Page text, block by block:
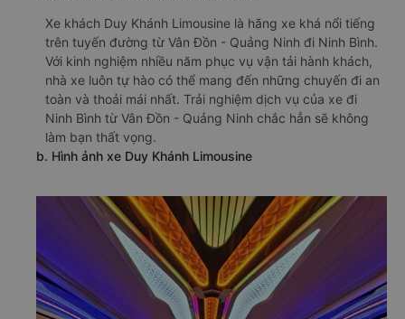
Xe khách Duy Khánh Limousine là hãng xe khá nổi tiếng
trên tuyến đường từ Vân Đồn - Quảng Ninh đi Ninh Bình.
Với kinh nghiệm nhiều năm phục vụ vận tải hành khách,
nhà xe luôn tự hào có thể mang đến những chuyến đi an
toàn và thoải mái nhất. Trải nghiệm dịch vụ của xe đi
Ninh Bình từ Vân Đồn - Quảng Ninh chắc hẳn sẽ không
làm bạn thất vọng.
b. Hình ảnh xe Duy Khánh Limousine